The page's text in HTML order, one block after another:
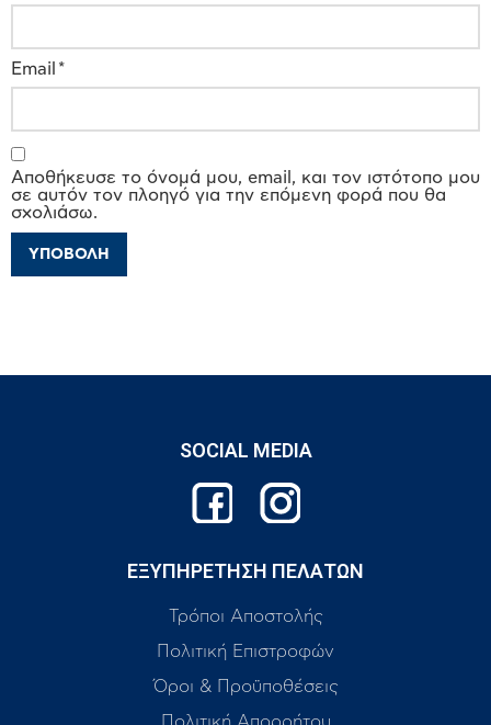
Email *
Αποθήκευσε το όνομά μου, email, και τον ιστότοπο μου
σε αυτόν τον πλοηγό για την επόμενη φορά που θα
σχολιάσω.
SOCIAL MEDIA
ΕΞΥΠΗΡΕΤΗΣΗ ΠΕΛΑΤΩΝ
Τρόποι Αποστολής
Πολιτική Επιστροφών
Όροι & Προϋποθέσεις